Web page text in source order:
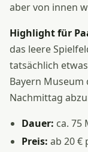
aber von innen
Highlight für
das leere
tatsächlich
Bayern
Nachmittag
Dauer: ca. 75
Preis: ab 20 €